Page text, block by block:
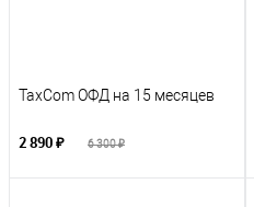
TaxCom ОФД на 15 месяцев
2 890 ₽ 6 300 ₽